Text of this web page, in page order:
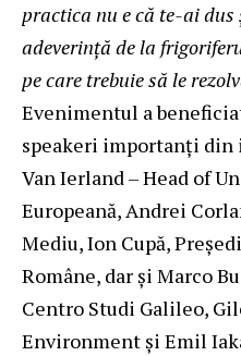
practica nu e că te-ai
adeverință de la
pe care trebuie să le
Evenimentul a
speakeri importanți din
Van Ierland – Head of
Europeană, Andrei
Mediu, Ion Cupă,
Române, dar și Marco
Centro Studi Galileo,
Environment și Emil